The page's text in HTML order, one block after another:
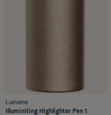
Lumene
Illuminiting Highlighter Pen 1